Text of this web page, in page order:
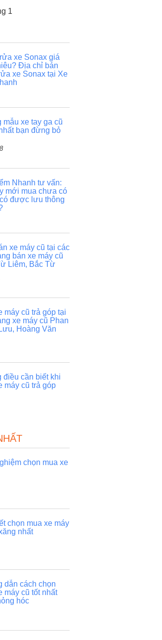
1
xe Sonax giá
Địa chỉ bán
xe Sonax tại Xe
mẫu xe tay ga cũ
bạn đừng bỏ
Nhanh tư vấn:
mới mua chưa có
được lưu thông
xe máy cũ tại các
bán xe máy cũ
Liêm, Bắc Từ
máy cũ trả góp tại
xe máy cũ Phan
Hoàng Văn
điều cần biết khi
máy cũ trả góp
chọn mua xe
chọn mua xe máy
nhất
dẫn cách chọn
máy cũ tốt nhất
hóc